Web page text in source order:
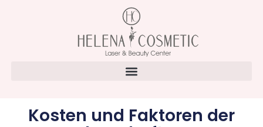
Kosten und Faktoren der